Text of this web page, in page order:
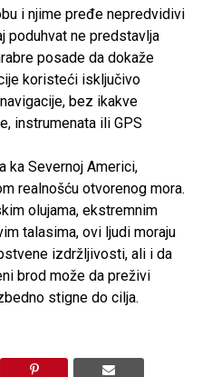
i njime pređe nepredvidivi
poduhvat ne predstavlja
posade da dokaže
koristeći isključivo
bez ikakve
instrumenata ili GPS
ka Severnoj Americi,
realnošću otvorenog mora.
olujama, ekstremnim
talasima, ovi ljudi moraju
izdržljivosti, ali i da
brod može da preživi
stigne do cilja.